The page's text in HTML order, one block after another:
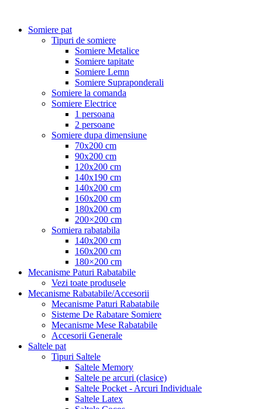
Somiere pat
Tipuri de somiere
Somiere Metalice
Somiere tapitate
Somiere Lemn
Somiere Supraponderali
Somiere la comanda
Somiere Electrice
1 persoana
2 persoane
Somiere dupa dimensiune
70x200 cm
90x200 cm
120x200 cm
140x190 cm
140x200 cm
160x200 cm
180x200 cm
200×200 cm
Somiera rabatabila
140x200 cm
160x200 cm
180×200 cm
Mecanisme Paturi Rabatabile
Vezi toate produsele
Mecanisme Rabatabile/Accesorii
Mecanisme Paturi Rabatabile
Sisteme De Rabatare Somiere
Mecanisme Mese Rabatabile
Accesorii Generale
Saltele pat
Tipuri Saltele
Saltele Memory
Saltele pe arcuri (clasice)
Saltele Pocket - Arcuri Individuale
Saltele Latex